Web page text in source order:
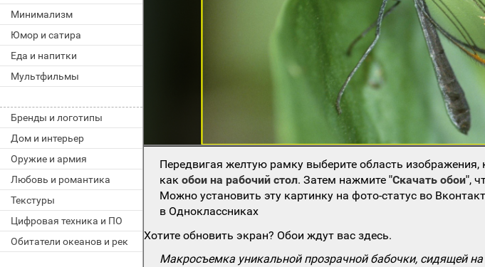
Минимализм
Юмор и сатира
Еда и напитки
Мультфильмы
Бренды и логотипы
Дом и интерьер
Оружие и армия
Любовь и романтика
Текстуры
Цифровая техника и ПО
Обитатели океанов и рек
Передвигая желтую рамку выберите область изображения,
какобои на рабочий стол. Затем нажмите"Скачать обои",
Можно установить эту картинку на фото-статус во
в Одноклассниках
Хотите обновить экран? Обои ждут вас здесь.
Макросъемка уникальной прозрачной бабочки, сидящей